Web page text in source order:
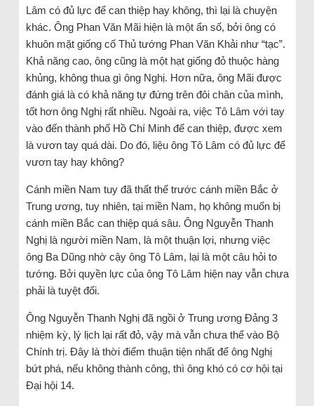
Lâm có đủ lực để can thiệp hay không, thì lại là chuyện
khác. Ông Phan Văn Mãi hiện là một ẩn số, bởi ông có
khuôn mặt giống cố Thủ tướng Phan Văn Khải như “tạc”.
Khả năng cao, ông cũng là một hạt giống đỏ thuộc hàng
khủng, không thua gì ông Nghị. Hơn nữa, ông Mãi được
đánh giá là có khả năng tự đứng trên đôi chân của mình,
tốt hơn ông Nghị rất nhiều. Ngoài ra, việc Tô Lâm với tay
vào đến thành phố Hồ Chí Minh để can thiệp, được xem
là vươn tay quá dài. Do đó, liệu ông Tô Lâm có đủ lực để
vươn tay hay không?
Cánh miền Nam tuy đã thất thế trước cánh miền Bắc ở
Trung ương, tuy nhiên, tại miền Nam, họ không muốn bị
cánh miền Bắc can thiệp quá sâu. Ông Nguyễn Thanh
Nghị là người miền Nam, là một thuận lợi, nhưng việc
ông Ba Dũng nhờ cậy ông Tô Lâm, lại là một câu hỏi to
tướng. Bởi quyền lực của ông Tô Lâm hiện nay vẫn chưa
phải là tuyệt đối.
Ông Nguyễn Thanh Nghị đã ngồi ở Trung ương Đảng 3
nhiệm kỳ, lý lịch lại rất đỏ, vậy mà vẫn chưa thể vào Bộ
Chính trị. Đây là thời điểm thuận tiện nhất để ông Nghị
bứt phá, nếu không thành công, thì ông khó có cơ hội tại
Đại hội 14.